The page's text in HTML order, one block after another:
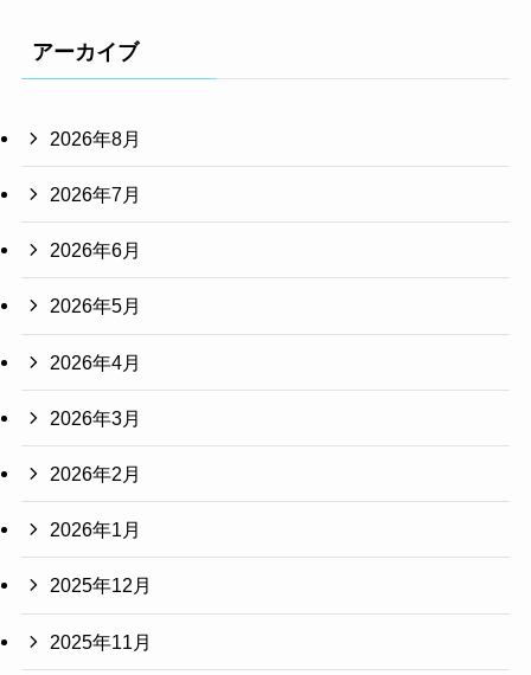
アーカイブ
2026年8月
2026年7月
2026年6月
2026年5月
2026年4月
2026年3月
2026年2月
2026年1月
2025年12月
2025年11月